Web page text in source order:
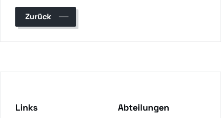
Zurück
Links Abteilungen